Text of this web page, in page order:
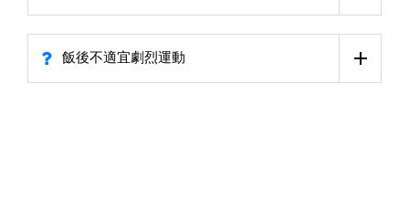
飯後不適宜劇烈運動